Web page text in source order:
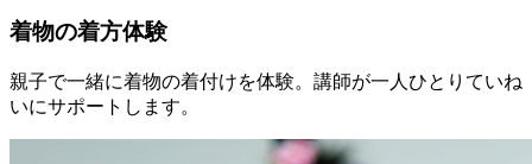
着物の着方体験
親子で一緒に着物の着付けを体験。講師が一人ひとりていね
いにサポートします。